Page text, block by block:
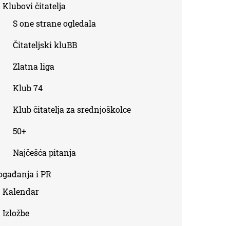
Klubovi čitatelja
S one strane ogledala
Čitateljski kluBB
Zlatna liga
Klub 74
Klub čitatelja za srednjoškolce
50+
Najčešća pitanja
i PR
Kalendar
Izložbe